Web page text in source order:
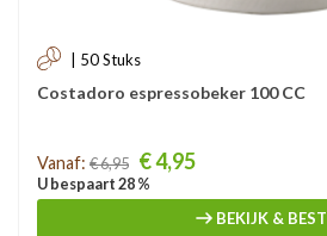
| 50 Stuks
Costadoro espressobeker 100 CC
Prijs
Vanaf: € 6,95 € 4,95
U bespaart 28 %
BEKIJK &